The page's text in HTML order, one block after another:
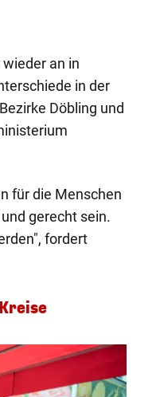
an in
in der
Döbling und
für die Menschen
gerecht sein.
fordert